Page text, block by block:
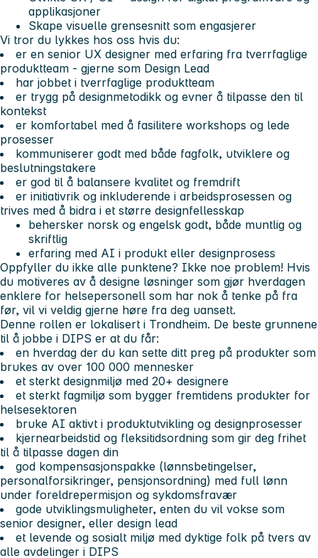
applikasjoner
Skape visuelle grensesnitt som engasjerer
Vi tror du lykkes hos oss hvis du:
er en senior UX designer med erfaring fra tverrfaglige
produktteam - gjerne som Design Lead
har jobbet i tverrfaglige produktteam
er trygg på designmetodikk og evner å tilpasse den til
kontekst
er komfortabel med å fasilitere workshops og lede
prosesser
kommuniserer godt med både fagfolk, utviklere og
beslutningstakere
er god til å balansere kvalitet og fremdrift
er initiativrik og inkluderende i arbeidsprosessen og
trives med å bidra i et større designfellesskap
behersker norsk og engelsk godt, både muntlig og
skriftlig
erfaring med AI i produkt eller designprosess
Oppfyller du ikke alle punktene? Ikke noe problem! Hvis
du motiveres av å designe løsninger som gjør hverdagen
enklere for helsepersonell som har nok å tenke på fra
før, vil vi veldig gjerne høre fra deg uansett.
Denne rollen er lokalisert i Trondheim. De beste grunnene
til å jobbe i DIPS er at du får:
en hverdag der du kan sette ditt preg på produkter som
brukes av over 100 000 mennesker
et sterkt designmiljø med 20+ designere
et sterkt fagmiljø som bygger fremtidens produkter for
helsesektoren
bruke AI aktivt i produktutvikling og designprosesser
kjernearbeidstid og fleksitidsordning som gir deg frihet
til å tilpasse dagen din
god kompensasjonspakke (lønnsbetingelser,
personalforsikringer, pensjonsordning) med full lønn
under foreldrepermisjon og sykdomsfravær
gode utviklingsmuligheter, enten du vil vokse som
senior designer, eller design lead
et levende og sosialt miljø med dyktige folk på tvers av
alle avdelinger i DIPS